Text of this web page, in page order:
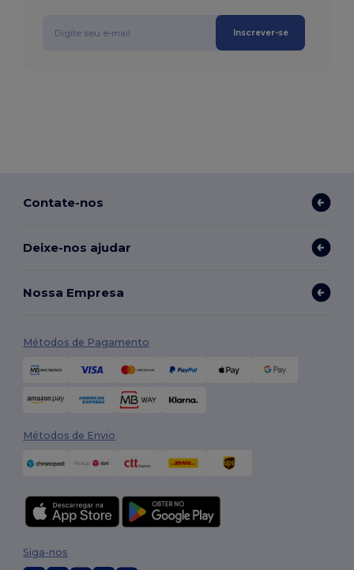
Inscrever-se
Contate-nos
Deixe-nos ajudar
Nossa Empresa
Métodos de Pagamento
Métodos de Envio
Siga-nos